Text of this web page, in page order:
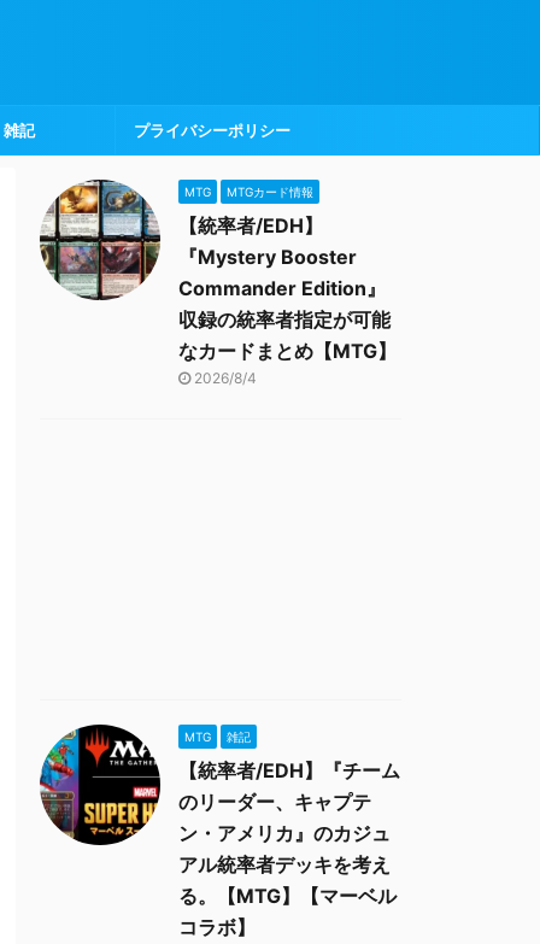
雑記 プライバシーポリシー
MTG MTGカード情報
【統率者/EDH】
『Mystery Booster
Commander Edition』
収録の統率者指定が可能
なカードまとめ【MTG】
2026/8/4
MTG 雑記
【統率者/EDH】『チーム
のリーダー、キャプテ
ン・アメリカ』のカジュ
アル統率者デッキを考え
る。【MTG】【マーベル
コラボ】